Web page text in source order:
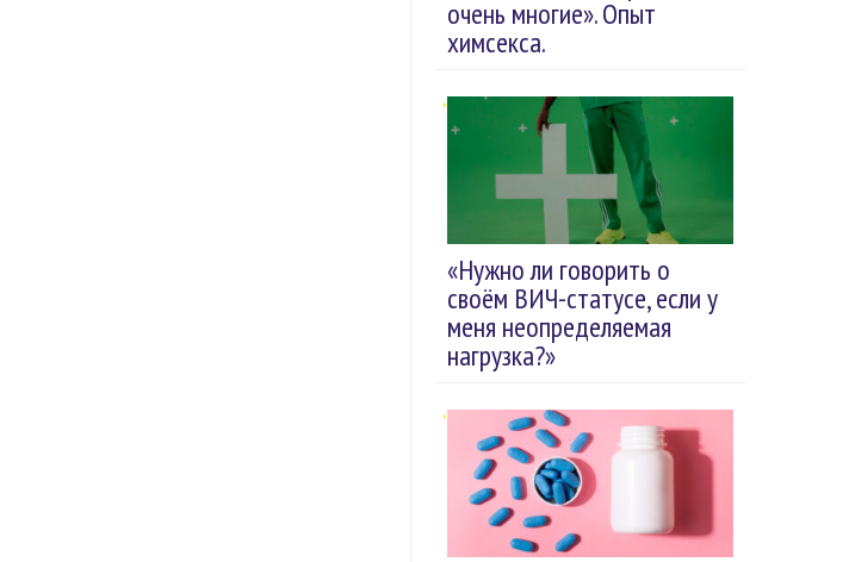
очень многие». Опыт
химсекса.
«Нужно ли говорить о
своём ВИЧ-статусе, если у
меня неопределяемая
нагрузка?»